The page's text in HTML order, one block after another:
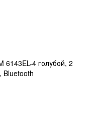
6143EL-4 голубой, 2
Bluetooth